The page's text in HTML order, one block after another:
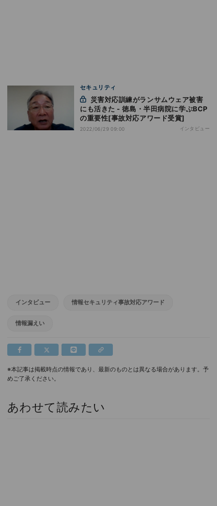
セキュリティ
にも活きた - 徳島・半田病院に学ぶBCP
の重要性[事故対応アワード受賞]
2022/06/29 09:00 インタビュー
インタビュー 情報セキュリティ事故対応アワード
情報漏えい
※本記事は掲載時点の情報であり、最新のものとは異なる場合があります。予
めご了承ください。
あわせて読みたい